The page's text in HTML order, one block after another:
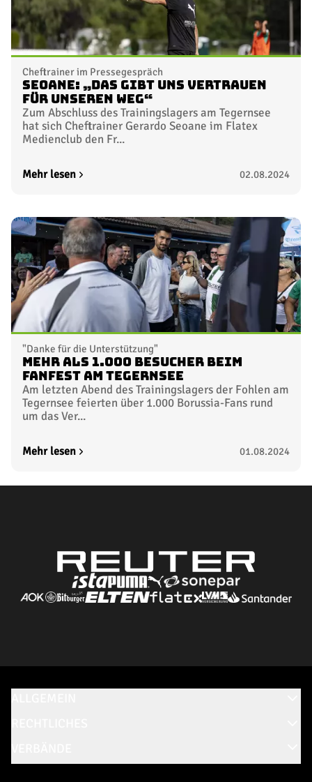
Cheftrainer im Pressegespräch
Seoane: „Das gibt uns Vertrauen
für unseren Weg“
Zum Abschluss des Trainingslagers am Tegernsee
hat sich Cheftrainer Gerardo Seoane im Flatex
Medienclub den Fr...
Mehr lesen 02.08.2024
"Danke für die Unterstützung"
Mehr als 1.000 Besucher beim
Fanfest am Tegernsee
Am letzten Abend des Trainingslagers der Fohlen am
Tegernsee feierten über 1.000 Borussia-Fans rund
um das Ver...
Mehr lesen 01.08.2024